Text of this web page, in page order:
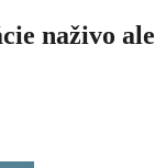
naživo ale